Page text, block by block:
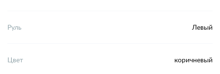
Руль Левый
Цвет коричневый